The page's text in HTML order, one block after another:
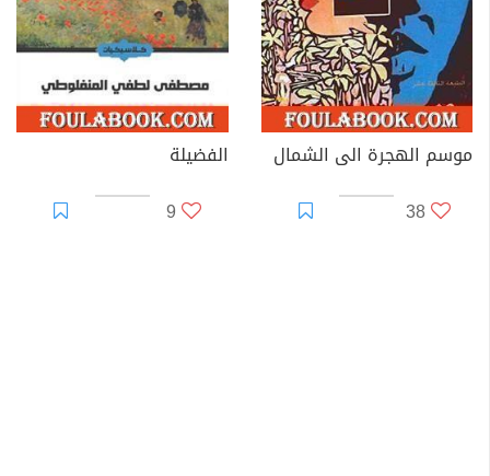
موسم الهجرة الى الشمال
38
الفضيلة
9